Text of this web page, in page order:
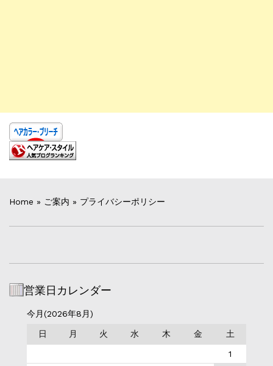
Home » ご案内 » プライバシーポリシー
営業日カレンダー
今月(2026年8月)
日 月 火 水 木 金 土
1